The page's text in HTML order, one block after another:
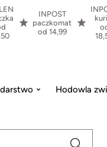
INPOST
paczkomat
od 14,99
Hodowla